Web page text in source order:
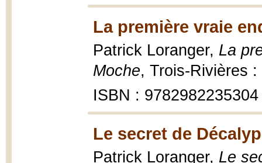
La première vraie
Patrick Loranger, La
Moche, Trois-Rivières
ISBN : 9782982235304
Le secret de
Patrick Loranger, Le